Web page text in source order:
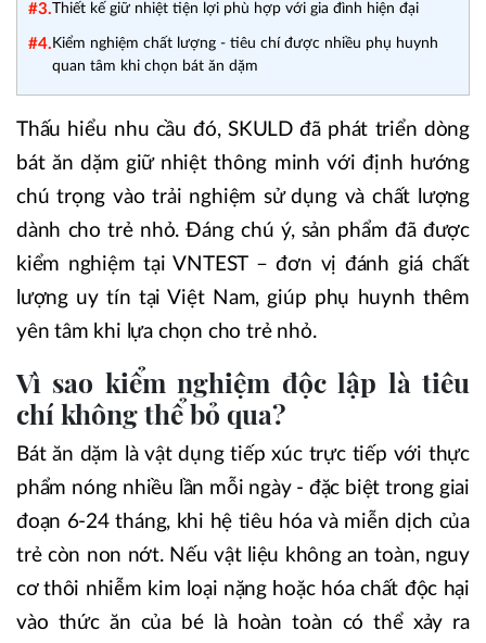
#3.Thiết kế giữ nhiệt tiện lợi phù hợp với gia đình hiện đại
#4. Kiểm nghiệm chất lượng - tiêu chí được nhiều phụ huynh
quan tâm khi chọn bát ăn dặm
Thấu hiểu nhu cầu đó, SKULD đã phát triển dòng
bát ăn dặm giữ nhiệt thông minh với định hướng
chú trọng vào trải nghiệm sử dụng và chất lượng
dành cho trẻ nhỏ. Đáng chú ý, sản phẩm đã được
kiểm nghiệm tại VNTEST – đơn vị đánh giá chất
lượng uy tín tại Việt Nam, giúp phụ huynh thêm
yên tâm khi lựa chọn cho trẻ nhỏ.
Vì sao kiểm nghiệm độc lập là tiêu
chí không thể bỏ qua?
Bát ăn dặm là vật dụng tiếp xúc trực tiếp với thực
phẩm nóng nhiều lần mỗi ngày - đặc biệt trong giai
đoạn 6-24 tháng, khi hệ tiêu hóa và miễn dịch của
trẻ còn non nớt. Nếu vật liệu không an toàn, nguy
cơ thôi nhiễm kim loại nặng hoặc hóa chất độc hại
vào thức ăn của bé là hoàn toàn có thể xảy ra